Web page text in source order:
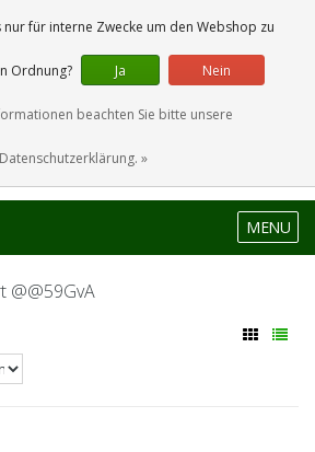
0 Artikel
MENU
@@59GvA
für interne Zwecke um den Webshop zu
Ordnung? Ja Nein
beachten Sie bitte unsere
Datenschutzerklärung. »